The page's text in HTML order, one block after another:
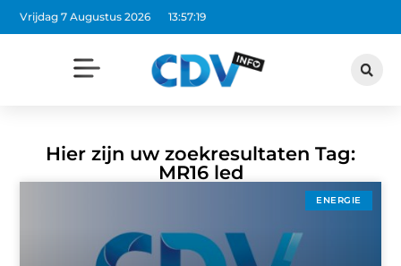
Vrijdag 7 Augustus 2026 13:57:19
Hier zijn uw zoekresultaten Tag:
MR16 led
ENERGIE